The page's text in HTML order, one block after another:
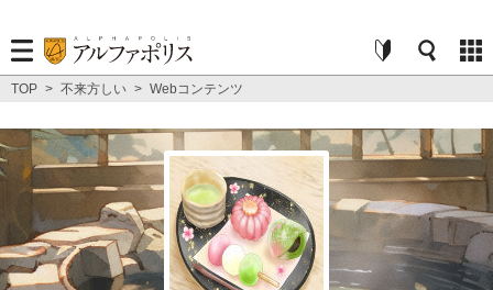
TOP > 不来方しい > Webコンテンツ